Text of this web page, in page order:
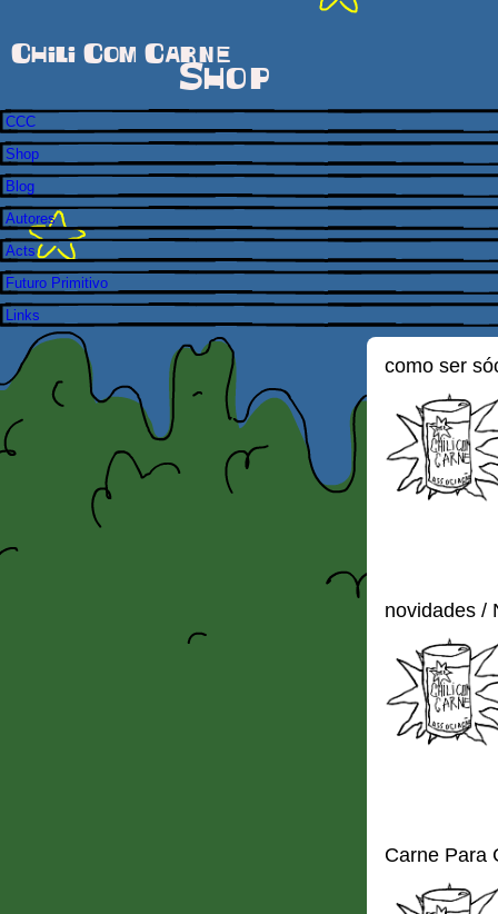
Chili Com Carne
Shop
CCC
Shop
Blog
Autores
Acts
Futuro Primitivo
Links
como ser
novidades /
Carne Para